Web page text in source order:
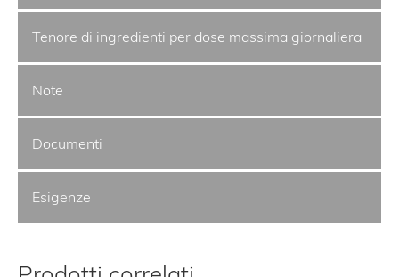
Tenore di ingredienti per dose massima giornaliera
Note
Documenti
Esigenze